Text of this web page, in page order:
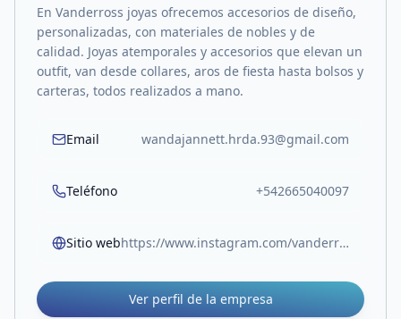
En Vanderross joyas ofrecemos accesorios de diseño,
personalizadas, con materiales de nobles y de
calidad. Joyas atemporales y accesorios que elevan un
outfit, van desde collares, aros de fiesta hasta bolsos y
carteras, todos realizados a mano.
Email wandajannett.hrda.93@gmail.com
Teléfono +542665040097
Sitio web https://www.instagram.com/vanderrossjoyas/
Ver perfil de la empresa